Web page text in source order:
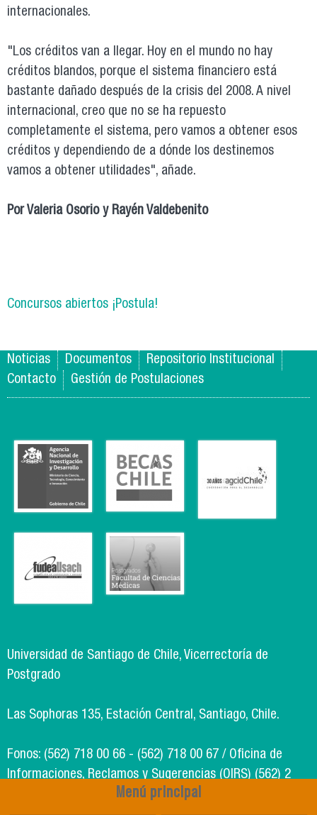
Menú principal
internacionales.
"Los créditos van a llegar. Hoy en el mundo no hay
créditos blandos, porque el sistema financiero está
bastante dañado después de la crisis del 2008. A nivel
internacional, creo que no se ha repuesto
completamente el sistema, pero vamos a obtener esos
créditos y dependiendo de a dónde los destinemos
vamos a obtener utilidades", añade.
Por Valeria Osorio y Rayén Valdebenito
Concursos abiertos ¡Postula!
Noticias Documentos
Repositorio Institucional
Contacto
Gestión de Postulaciones
Universidad de Santiago de Chile, Vicerrectoría de
Postgrado
Las Sophoras 135, Estación Central, Santiago, Chile.
Fonos: (562) 718 00 66 - (562) 718 00 67 / Oficina de
Informaciones, Reclamos y Sugerencias (OIRS) (562) 2